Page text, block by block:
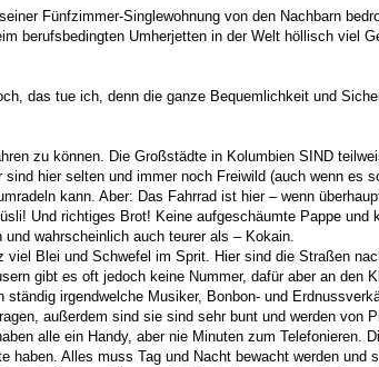
Fünfzimmer-Singlewohnung von den Nachbarn
berufsbedingten Umherjetten in der Welt höllisch viel
das tue ich, denn die ganze Bequemlichkeit und
zu können. Die Großstädte in Kolumbien SIND
hier selten und immer noch Freiwild (auch wenn es
kann. Aber: Das Fahrrad ist hier – wenn
Und richtiges Brot! Keine aufgeschäumte Pappe und
wahrscheinlich auch teurer als – Kokain.
Blei und Schwefel im Sprit. Hier sind die Straßen
gibt es oft jedoch keine Nummer, dafür aber an den
irgendwelche Musiker, Bonbon- und
außerdem sind sie sind sehr bunt und werden von
alle ein Handy, aber nie Minuten zum Telefonieren.
Alles muss Tag und Nacht bewacht werden und